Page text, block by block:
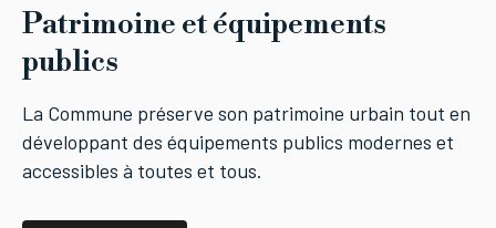
Patrimoine et équipements
publics
La Commune préserve son patrimoine urbain tout en
développant des équipements publics modernes et
accessibles à toutes et tous.